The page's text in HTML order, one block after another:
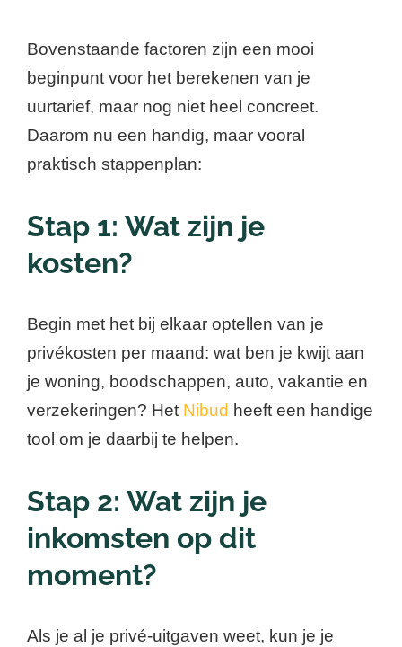
Bovenstaande factoren zijn een mooi
beginpunt voor het berekenen van je
uurtarief, maar nog niet heel concreet.
Daarom nu een handig, maar vooral
praktisch stappenplan:
Stap 1: Wat zijn je
kosten?
Begin met het bij elkaar optellen van je
privékosten per maand: wat ben je kwijt aan
je woning, boodschappen, auto, vakantie en
verzekeringen? Het Nibud heeft een handige
tool om je daarbij te helpen.
Stap 2: Wat zijn je
inkomsten op dit
moment?
Als je al je privé-uitgaven weet, kun je je